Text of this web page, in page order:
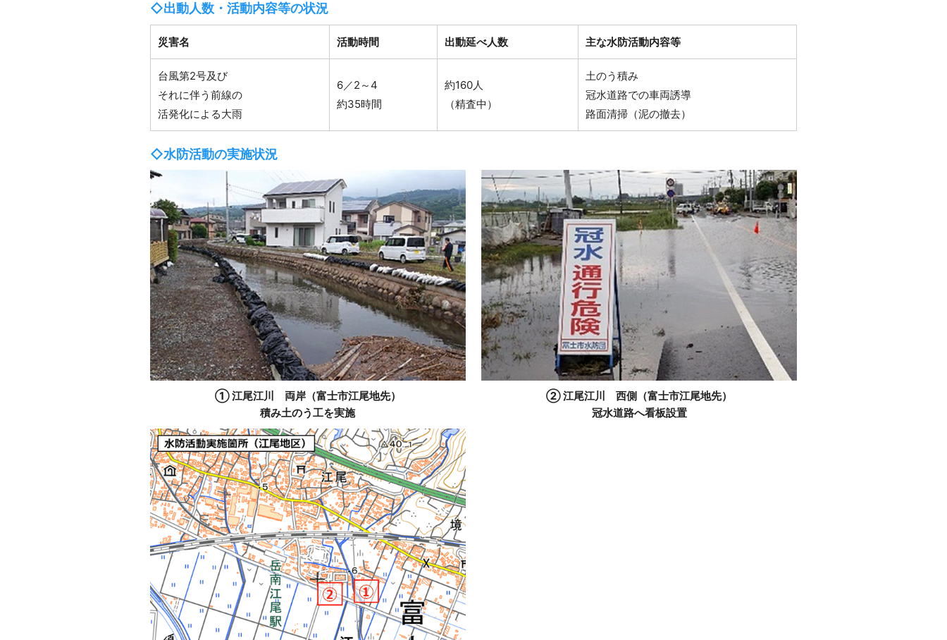
◇出動人数・活動内容等の状況
災害名 活動時間 出動延べ人数 主な水防活動内容等
台風第2号及び
それに伴う前線の
活発化による大雨
6／2～4
約35時間
約160人
（精査中）
土のう積み
冠水道路での車両誘導
路面清掃（泥の撤去）
◇水防活動の実施状況
① 江尾江川 両岸（富士市江尾地先）
積み土のう工を実施
② 江尾江川 西側（富士市江尾地先）
冠水道路へ看板設置